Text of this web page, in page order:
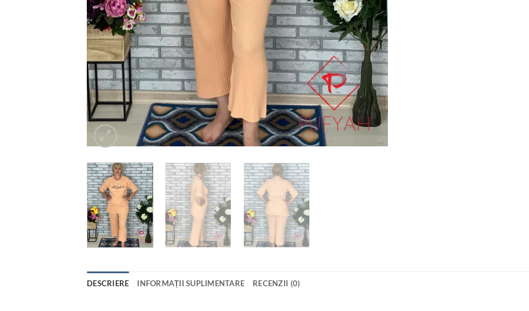
DESCRIERE INFORMAȚII SUPLIMENTARE RECENZII (0)